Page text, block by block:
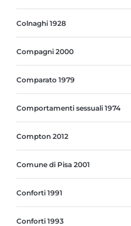
Colnaghi 1928
Compagni 2000
Comparato 1979
Comportamenti sessuali 1974
Compton 2012
Comune di Pisa 2001
Conforti 1991
Conforti 1993